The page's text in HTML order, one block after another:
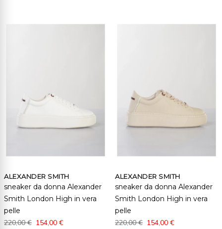
ALEXANDER SMITH
sneaker da donna Alexander
Smith London High in vera
pelle
220,00 € 154,00 €
ALEXANDER SMITH
sneaker da donna Alexander
Smith London High in vera
pelle
220,00 € 154,00 €